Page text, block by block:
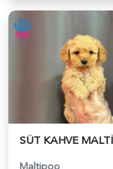
Maltipoo